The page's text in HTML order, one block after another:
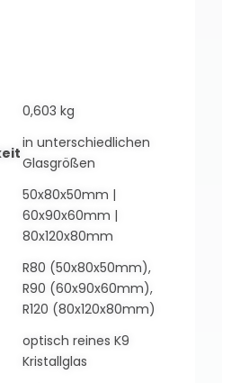
0,603 kg
in unterschiedlichen
Glasgrößen
50x80x50mm |
60x90x60mm |
80x120x80mm
R80 (50x80x50mm),
R90 (60x90x60mm),
R120 (80x120x80mm)
optisch reines K9
Kristallglas